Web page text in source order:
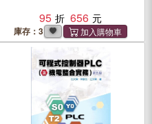
95
656
庫存：3